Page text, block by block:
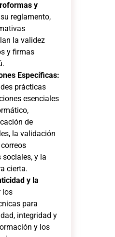
y
reglamento,
la validez
y firmas
Específicas:
prácticas
esenciales
de
la validación
sociales, y la
cierta.
y la
los
para
integridad y
y los